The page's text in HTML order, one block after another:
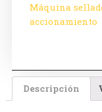
Máquina
accionamiento
Descripción